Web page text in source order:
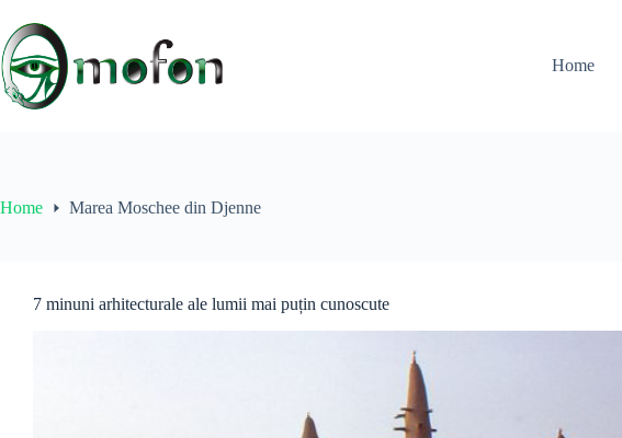
content
Home
Home Marea Moschee din Djenne
7 minuni arhitecturale ale lumii mai puțin cunoscute